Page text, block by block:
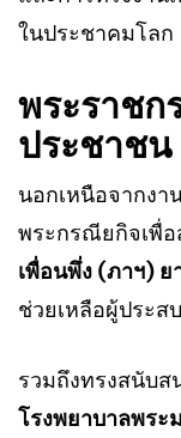
ในประชาคมโลก
พระราชก
ประชาชน
นอกเหนือจากง
พระกรณียกิจเพื่
เพื่อนพึ่ง (ภาฯ)
ช่วยเหลือผู้ประส
รวมถึงทรงสนับส
โรงพยาบาลพระ